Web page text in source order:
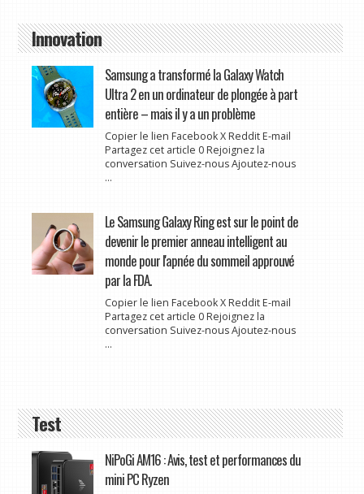
Innovation
Samsung a transformé la Galaxy Watch
Ultra 2 en un ordinateur de plongée à part
entière – mais il y a un problème
Copier le lien Facebook X Reddit E-mail
Partagez cet article 0 Rejoignez la
conversation Suivez-nous Ajoutez-nous
...
Le Samsung Galaxy Ring est sur le point de
devenir le premier anneau intelligent au
monde pour l'apnée du sommeil approuvé
par la FDA.
Copier le lien Facebook X Reddit E-mail
Partagez cet article 0 Rejoignez la
conversation Suivez-nous Ajoutez-nous
...
Test
NiPoGi AM16 : Avis, test et performances du
mini PC Ryzen